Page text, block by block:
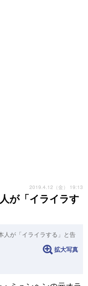
が「イライラす
2019.4.12（金） 19:13
人が「イライラする」と告
拡大写真